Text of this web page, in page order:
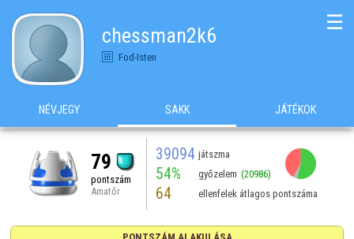
chessman2k6
Fod-Isten
☰
NÉVJEGY SAKK JÁTÉKOK
79
pontszám
Amatőr
39094 játszma
54% győzelem (20986)
64 ellenfelek átlagos pontszáma
PONTSZÁM ALAKULÁSA